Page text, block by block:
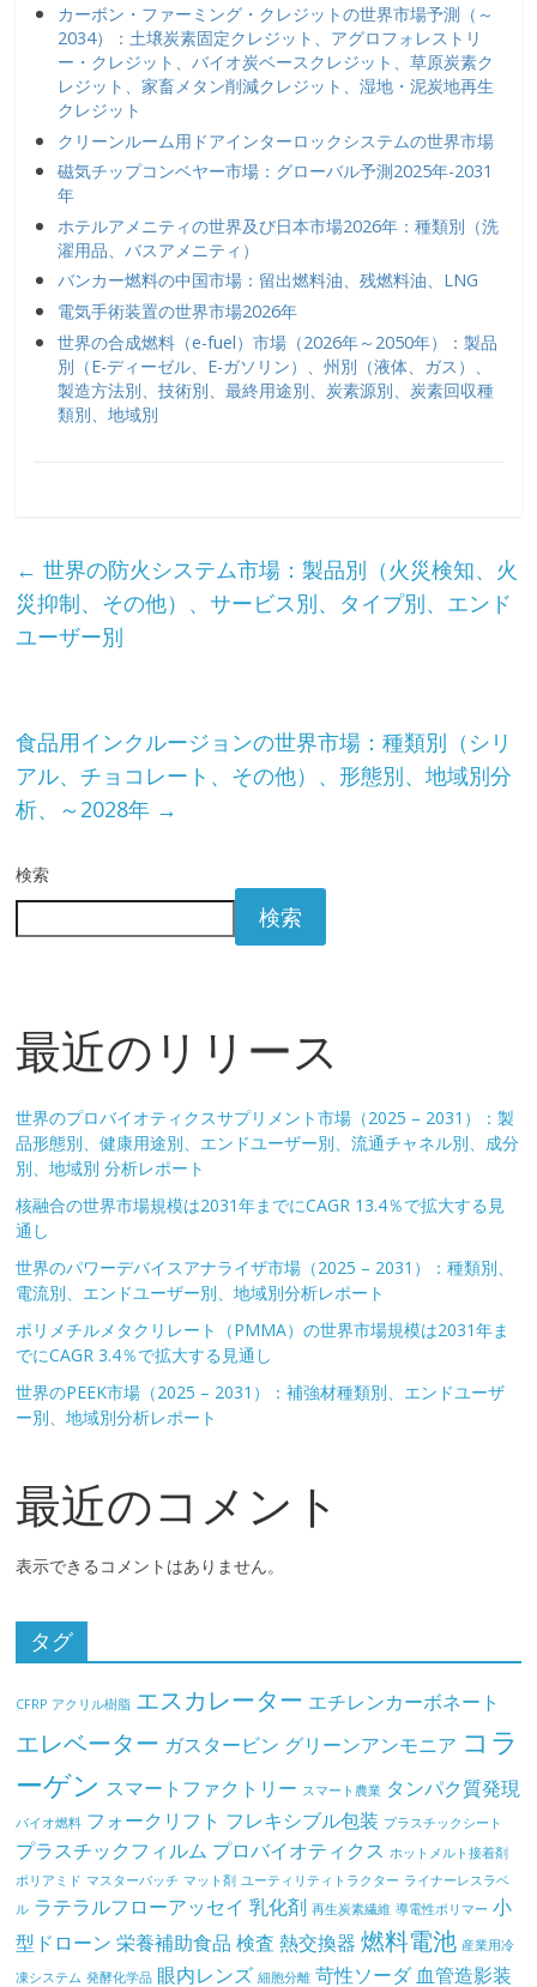
カーボン・ファーミング・クレジットの世界市場予測（～
2034）：土壌炭素固定クレジット、アグロフォレストリ
ー・クレジット、バイオ炭ベースクレジット、草原炭素ク
レジット、家畜メタン削減クレジット、湿地・泥炭地再生
クレジット
クリーンルーム用ドアインターロックシステムの世界市場
磁気チップコンベヤー市場：グローバル予測2025年-2031
年
ホテルアメニティの世界及び日本市場2026年：種類別（洗
濯用品、バスアメニティ）
バンカー燃料の中国市場：留出燃料油、残燃料油、LNG
電気手術装置の世界市場2026年
世界の合成燃料（e-fuel）市場（2026年～2050年）：製品
別（E-ディーゼル、E-ガソリン）、州別（液体、ガス）、
製造方法別、技術別、最終用途別、炭素源別、炭素回収種
類別、地域別
← 世界の防火システム市場：製品別（火災検知、火
災抑制、その他）、サービス別、タイプ別、エンド
ユーザー別
食品用インクルージョンの世界市場：種類別（シリ
アル、チョコレート、その他）、形態別、地域別分
析、～2028年 →
検索
検索
最近のリリース
世界のプロバイオティクスサプリメント市場（2025 – 2031）：製
品形態別、健康用途別、エンドユーザー別、流通チャネル別、成分
別、地域別 分析レポート
核融合の世界市場規模は2031年までにCAGR 13.4％で拡大する見
通し
世界のパワーデバイスアナライザ市場（2025 – 2031）：種類別、
電流別、エンドユーザー別、地域別分析レポート
ポリメチルメタクリレート（PMMA）の世界市場規模は2031年ま
でにCAGR 3.4％で拡大する見通し
世界のPEEK市場（2025 – 2031）：補強材種類別、エンドユーザ
ー別、地域別分析レポート
最近のコメント
表示できるコメントはありません。
タグ
CFRP アクリル樹脂 エスカレーター エチレンカーボネート
エレベーター ガスタービン グリーンアンモニア コラ
ーゲン スマートファクトリー スマート農業 タンパク質発現
バイオ燃料 フォークリフト フレキシブル包装 プラスチックシート
プラスチックフィルム プロバイオティクス ホットメルト接着剤
ポリアミド マスターバッチ マット剤 ユーティリティトラクター ライナーレスラベ
ル ラテラルフローアッセイ 乳化剤 再生炭素繊維 導電性ポリマー 小
型ドローン 栄養補助食品 検査 熱交換器 燃料電池 産業用冷
凍システム 発酵化学品 眼内レンズ 細胞分離 苛性ソーダ 血管造影装